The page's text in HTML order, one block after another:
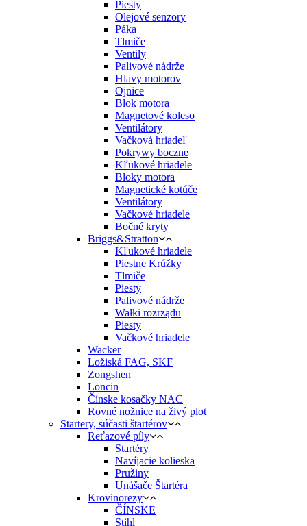
Piesty
Olejové senzory
Páka
Tlmiče
Ventily
Palivové nádrže
Hlavy motorov
Ojnice
Blok motora
Magnetové koleso
Ventilátory
Vačková hriadeľ
Pokrywy boczne
Kľukové hriadele
Bloky motora
Magnetické kotúče
Ventilátory
Vačkové hriadele
Bočné kryty
Briggs&Stratton
Kľukové hriadele
Piestne Krúžky
Tlmiče
Piesty
Palivové nádrže
Wałki rozrządu
Piesty
Vačkové hriadele
Wacker
Ložiská FAG, SKF
Zongshen
Loncin
Čínske kosačky NAC
Rovné nožnice na živý plot
Startery, súčasti štartérov
Reťazové píly
Startéry
Navíjacie kolieska
Pružiny
Unášače Štartéra
Krovinorezy
ČÍNSKE
Stihl